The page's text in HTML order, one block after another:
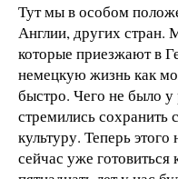
Тут мы в особом
Англии, других
которые приезжают в
немецкую жизнь как
быстро. Чего не было у
стремились сохранить
культуру. Теперь
сейчас уже готовиться